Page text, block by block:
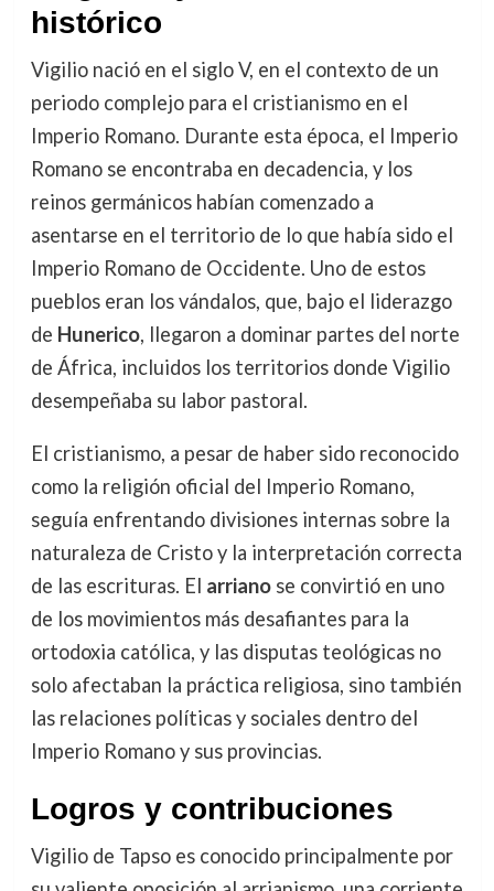
histórico
Vigilio nació en el siglo V, en el contexto de un
periodo complejo para el cristianismo en el
Imperio Romano. Durante esta época, el Imperio
Romano se encontraba en decadencia, y los
reinos germánicos habían comenzado a
asentarse en el territorio de lo que había sido el
Imperio Romano de Occidente. Uno de estos
pueblos eran los vándalos, que, bajo el liderazgo
de Hunerico, llegaron a dominar partes del norte
de África, incluidos los territorios donde Vigilio
desempeñaba su labor pastoral.
El cristianismo, a pesar de haber sido reconocido
como la religión oficial del Imperio Romano,
seguía enfrentando divisiones internas sobre la
naturaleza de Cristo y la interpretación correcta
de las escrituras. El arrianose convirtió en uno
de los movimientos más desafiantes para la
ortodoxia católica, y las disputas teológicas no
solo afectaban la práctica religiosa, sino también
las relaciones políticas y sociales dentro del
Imperio Romano y sus provincias.
Logros y contribuciones
Vigilio de Tapso es conocido principalmente por